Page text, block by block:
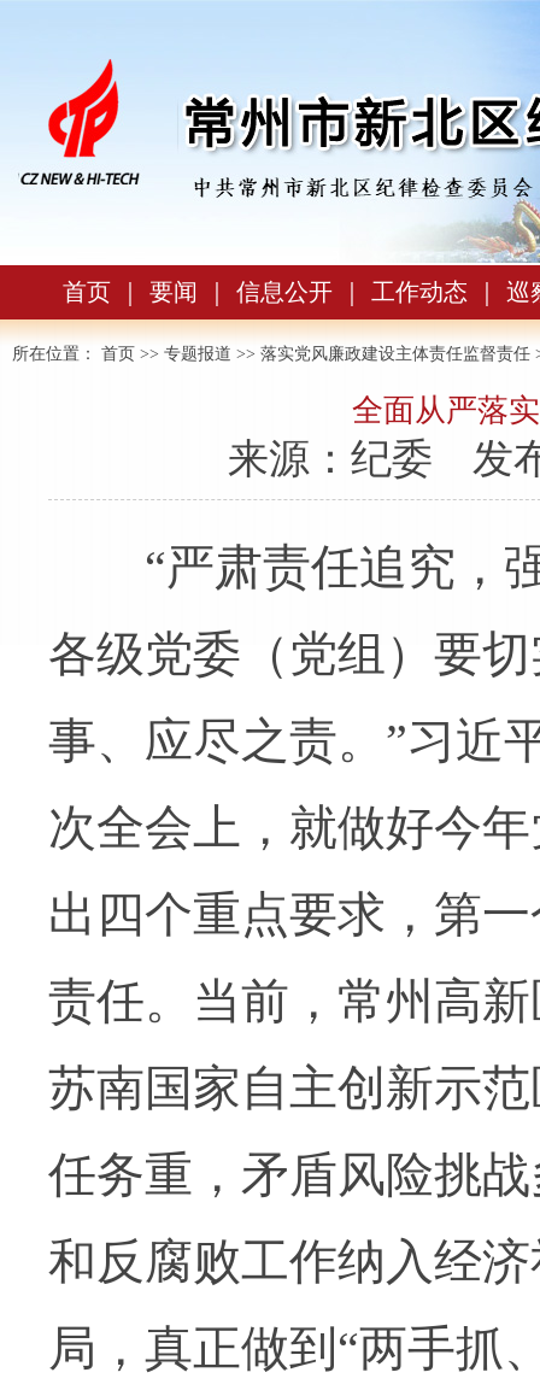
首页 要闻 信息公开 工作动态 巡
所在位置： 首页 >> 专题报道 >> 落实党风廉政建设主体责任监督责任
全面从严落
来源：纪委 发
“严肃责任追究，强
各级党委（党组）要
事、应尽之责。”习近
次全会上，就做好今
出四个重点要求，第
责任。当前，常州高
苏南国家自主创新示
任务重，矛盾风险挑
和反腐败工作纳入经
局，真正做到“两手抓